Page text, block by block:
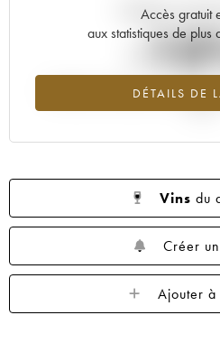
Accès gratuit
aux statistiques de
DÉTAILS DE
Tendance
-
Tendance à la baisse du
Vins du
Créer
Ajouter à